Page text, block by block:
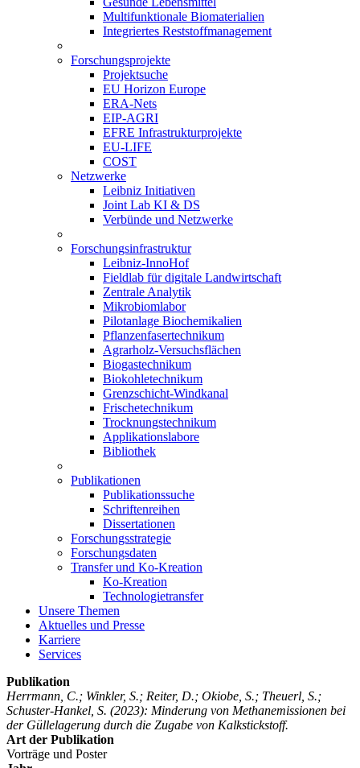
Multifunktionale Biomaterialien
Integriertes Reststoffmanagement
Forschungsprojekte
Projektsuche
EU Horizon Europe
ERA-Nets
EIP-AGRI
EFRE Infrastrukturprojekte
EU-LIFE
COST
Netzwerke
Leibniz Initiativen
Joint Lab KI & DS
Verbünde und Netzwerke
Forschungsinfrastruktur
Leibniz-InnoHof
Fieldlab für digitale Landwirtschaft
Zentrale Analytik
Mikrobiomlabor
Pilotanlage Biochemikalien
Pflanzenfasertechnikum
Agrarholz-Versuchsflächen
Biogastechnikum
Biokohletechnikum
Grenzschicht-Windkanal
Frischetechnikum
Trocknungstechnikum
Applikationslabore
Bibliothek
Publikationen
Publikationssuche
Schriftenreihen
Dissertationen
Forschungsstrategie
Forschungsdaten
Transfer und Ko-Kreation
Ko-Kreation
Technologietransfer
Unsere Themen
Aktuelles und Presse
Karriere
Services
Publikation
Herrmann, C.; Winkler, S.; Reiter, D.; Okiobe, S.; Theuerl, S.;
Schuster-Hankel, S. (2023): Minderung von Methanemissionen bei
der Güllelagerung durch die Zugabe von Kalkstickstoff.
Art der Publikation
Vorträge und Poster